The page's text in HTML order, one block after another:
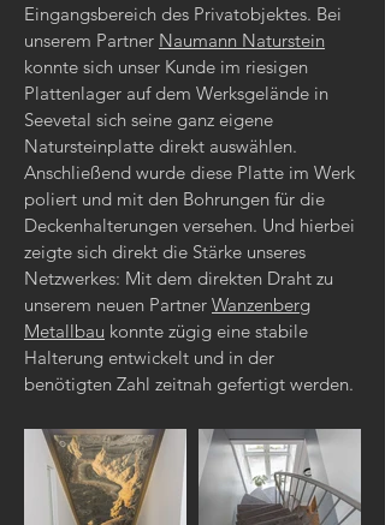
Eingangsbereich des Privatobjektes. Bei
unserem Partner Naumann Naturstein
konnte sich unser Kunde im riesigen
Plattenlager auf dem Werksgelände in
Seevetal sich seine ganz eigene
Natursteinplatte direkt auswählen.
Anschließend wurde diese Platte im Werk
poliert und mit den Bohrungen für die
Deckenhalterungen versehen. Und hierbei
zeigte sich direkt die Stärke unseres
Netzwerkes: Mit dem direkten Draht zu
unserem neuen Partner Wanzenberg
Metallbau konnte zügig eine stabile
Halterung entwickelt und in der
benötigten Zahl zeitnah gefertigt werden.